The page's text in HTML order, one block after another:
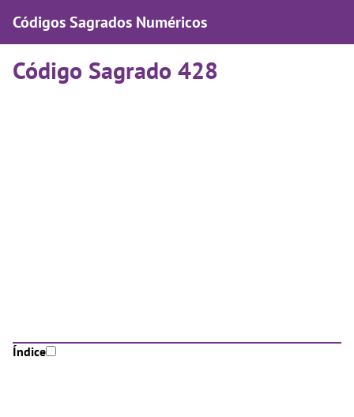
Códigos Sagrados Numéricos
Código Sagrado 428
Índice